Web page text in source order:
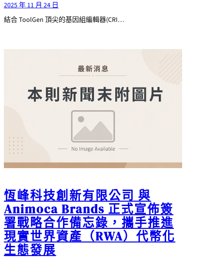
2025 年 11 月 24 日
結合 ToolGen 頂尖的基因組編輯器(CRI…
恆峰科技創新有限公司 與
Animoca Brands 正式宣佈簽
署戰略合作備忘錄，攜手推進
現實世界資產（RWA）代幣化
生態發展